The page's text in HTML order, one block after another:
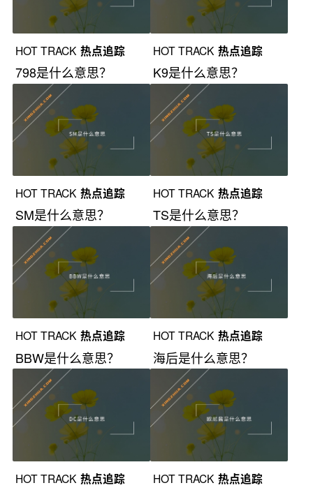
HOT TRACK 热点追踪
798是什么意思？
HOT TRACK 热点追踪
K9是什么意思？
HOT TRACK 热点追踪
SM是什么意思？
HOT TRACK 热点追踪
TS是什么意思？
HOT TRACK 热点追踪
BBW是什么意思？
HOT TRACK 热点追踪
海后是什么意思？
HOT TRACK 热点追踪 HOT TRACK 热点追踪